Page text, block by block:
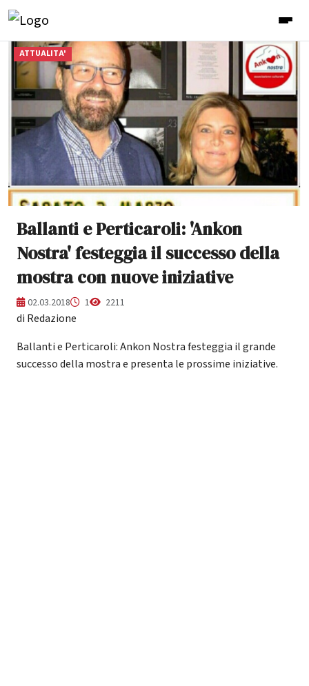
ATTUALITA'
Ballanti e Perticaroli: 'Ankon
Nostra' festeggia il successo della
mostra con nuove iniziative
02.03.2018 1 2211
di Redazione
Ballanti e Perticaroli: Ankon Nostra festeggia il grande
successo della mostra e presenta le prossime iniziative.